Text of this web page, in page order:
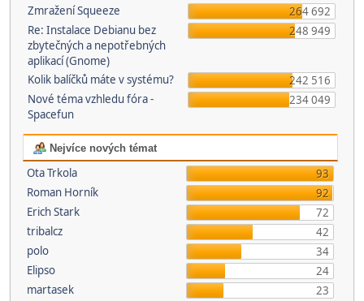
Zmražení Squeeze
264 692
Re: Instalace Debianu bez
zbytečných a nepotřebných
aplikací (Gnome)
248 949
Kolik balíčků máte v systému?
242 516
Nové téma vzhledu fóra -
Spacefun
234 049
Nejvíce nových témat
Ota Trkola
93
Roman Horník
92
Erich Stark
72
tribalcz
42
polo
34
Elipso
24
martasek
23